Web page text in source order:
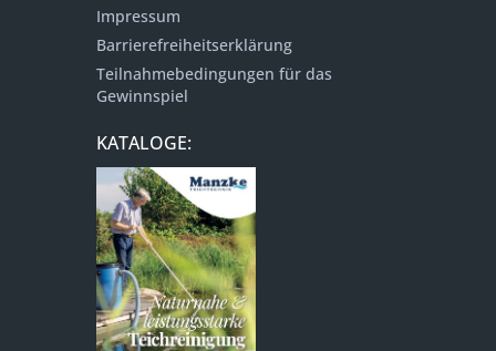
Impressum
Barrierefreiheitserklärung
Teilnahmebedingungen für das
Gewinnspiel
KATALOGE: